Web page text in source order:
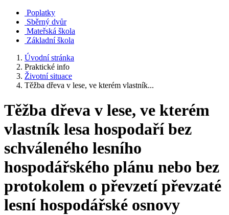
Poplatky
Sběrný dvůr
Mateřská škola
Základní škola
Úvodní stránka
Praktické info
Životní situace
Těžba dřeva v lese, ve kterém vlastník...
Těžba dřeva v lese, ve kterém
vlastník lesa hospodaří bez
schváleného lesního
hospodářského plánu nebo bez
protokolem o převzetí převzaté
lesní hospodářské osnovy